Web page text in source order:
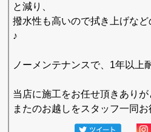
と減り、
撥水性も高いので拭き上げな
♪
ノーメンテナンスで、1年以上
当店に施工をお任せ頂きありが
またのお越しをスタッフ一同お